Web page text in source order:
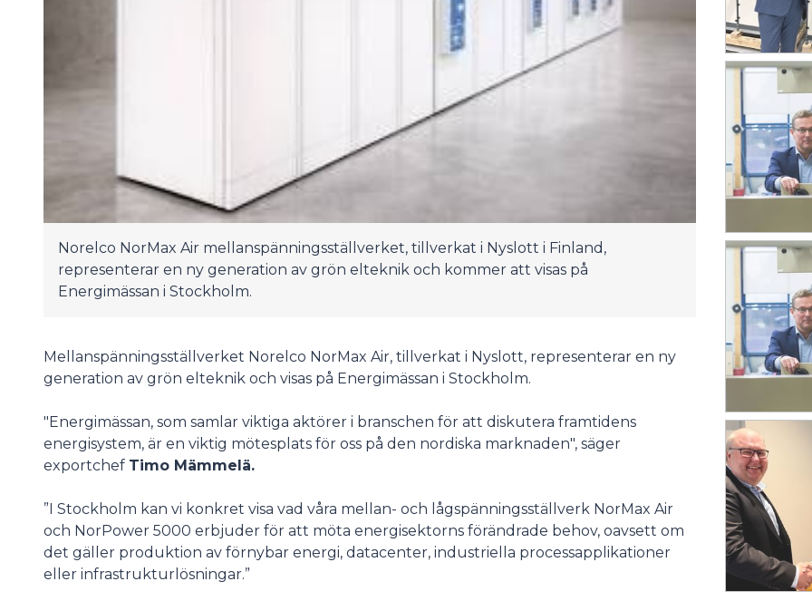
Norelco NorMax Air mellanspänningsställverket, tillverkat i Nyslott i Finland,
representerar en ny generation av grön elteknik och kommer att visas på
Energimässan i Stockholm.
Mellanspänningsställverket Norelco NorMax Air, tillverkat i Nyslott, representerar en ny
generation av grön elteknik och visas på Energimässan i Stockholm.
"Energimässan, som samlar viktiga aktörer i branschen för att diskutera framtidens
energisystem, är en viktig mötesplats för oss på den nordiska marknaden", säger
exportchef Timo Mämmelä.
”I Stockholm kan vi konkret visa vad våra mellan- och lågspänningsställverk NorMax Air
och NorPower 5000 erbjuder för att möta energisektorns förändrade behov, oavsett om
det gäller produktion av förnybar energi, datacenter, industriella processapplikationer
eller infrastrukturlösningar.”